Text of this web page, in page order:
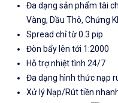
Đa dạng sản phẩm tài
Vàng, Dầu Thô, Chứng
Spread chỉ từ 0.3 pip
Đòn bẩy lên tới 1:2000
Hỗ trợ nhiệt tình 24/7
Đa dạng hình thức nạp
Xử lý Nạp/Rút tiền